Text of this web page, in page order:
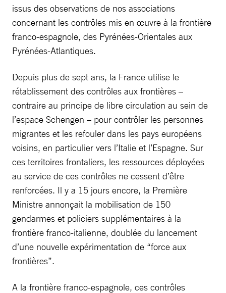
issus des observations de nos associations
concernant les contrôles mis en œuvre à la frontière
franco-espagnole, des Pyrénées-Orientales aux
Pyrénées-Atlantiques.
Depuis plus de sept ans, la France utilise le
rétablissement des contrôles aux frontières –
contraire au principe de libre circulation au sein de
l’espace Schengen – pour contrôler les personnes
migrantes et les refouler dans les pays européens
voisins, en particulier vers l’Italie et l’Espagne. Sur
ces territoires frontaliers, les ressources déployées
au service de ces contrôles ne cessent d’être
renforcées. Il y a 15 jours encore, la Première
Ministre annonçait la mobilisation de 150
gendarmes et policiers supplémentaires à la
frontière franco-italienne, doublée du lancement
d’une nouvelle expérimentation de “force aux
frontières”.
A la frontière franco-espagnole, ces contrôles